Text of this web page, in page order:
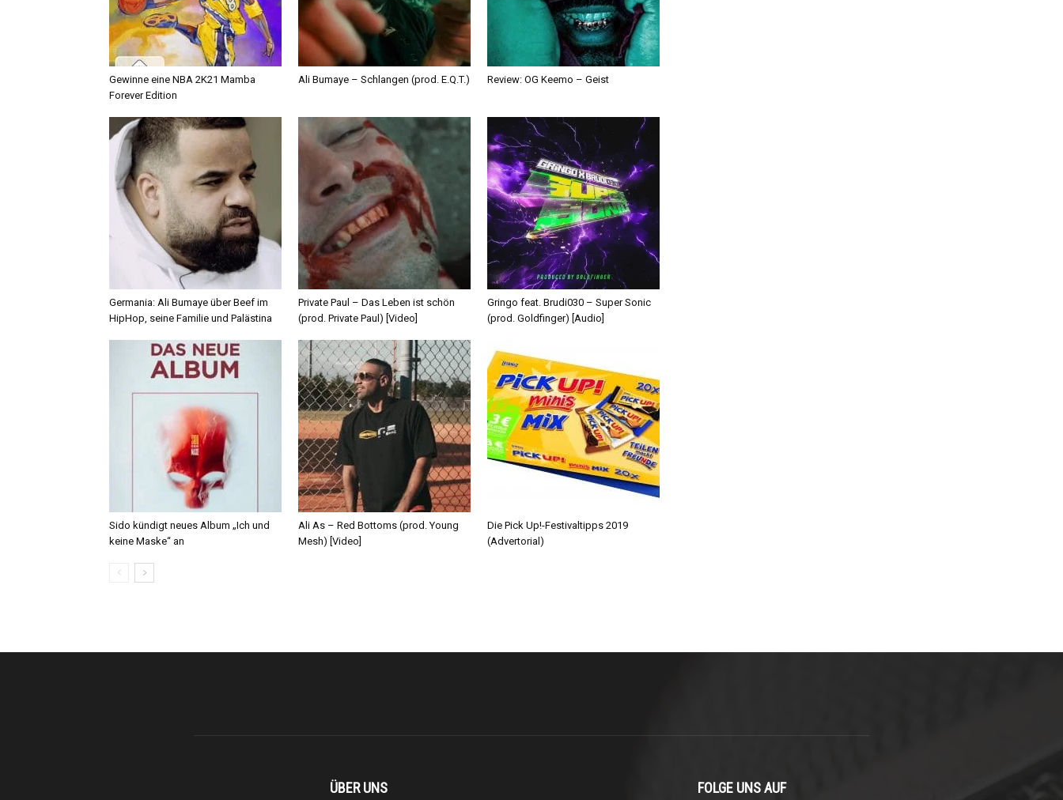
Gewinne eine NBA 2K21 Mamba
Forever Edition
Ali Bumaye – Schlangen (prod. E.Q.T.) Review: OG Keemo – Geist
Germania: Ali Bumaye über Beef im
HipHop, seine Familie und Palästina
Private Paul – Das Leben ist schön
(prod. Private Paul) [Video]
Gringo feat. Brudi030 – Super Sonic
(prod. Goldfinger) [Audio]
Sido kündigt neues Album „Ich und
keine Maske“ an
Ali As – Red Bottoms (prod. Young
Mesh) [Video]
Die Pick Up!-Festivaltipps 2019
(Advertorial)
ÜBER UNS FOLGE UNS AUF